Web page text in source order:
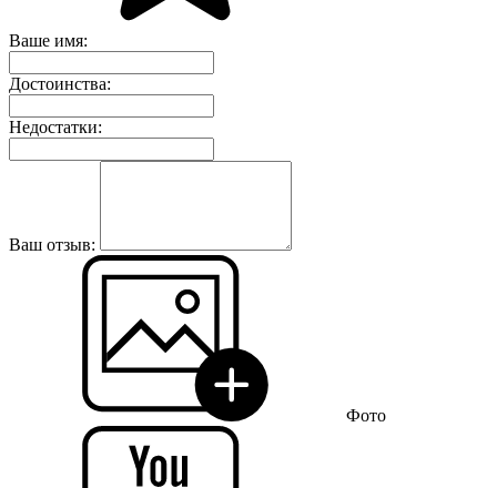
Ваше имя:
Достоинства:
Недостатки:
Ваш отзыв:
Фото